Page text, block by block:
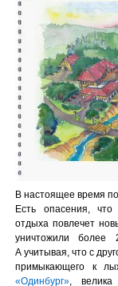
В настоящее время
Есть опасения, что
отдыха повлечет
уничтожили более
А учитывая, что с
примыкающего к
«Одинбург», велика